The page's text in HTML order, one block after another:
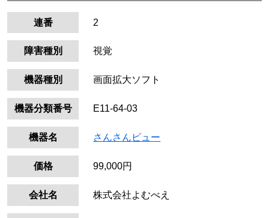
連番 2
障害種別 視覚
機器種別 画面拡大ソフト
機器分類番号 E11-64-03
機器名 さんさんビュー
価格 99,000円
会社名 株式会社よむべえ